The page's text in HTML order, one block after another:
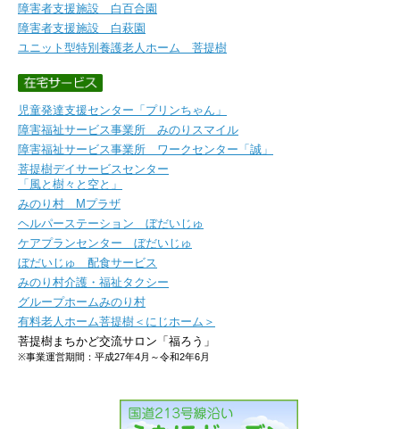
障害者支援施設 白百合園
障害者支援施設 白萩園
ユニット型特別養護老人ホーム 菩提樹
児童発達支援センター「プリンちゃん」
障害福祉サービス事業所 みのりスマイル
障害福祉サービス事業所 ワークセンター「誠」
菩提樹デイサービスセンター
「風と樹々と空と」
みのり村 Mプラザ
ヘルパーステーション ぼだいじゅ
ケアプランセンター ぼだいじゅ
ぼだいじゅ 配食サービス
みのり村介護・福祉タクシー
グループホームみのり村
有料老人ホーム菩提樹＜にじホーム＞
菩提樹まちかど交流サロン「福ろう」
※事業運営期間：平成27年4月～令和2年6月